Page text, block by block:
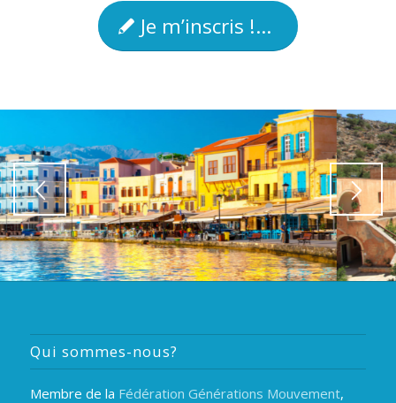
Je m’inscris !...
Qui sommes-nous?
Membre de la Fédération Générations Mouvement,